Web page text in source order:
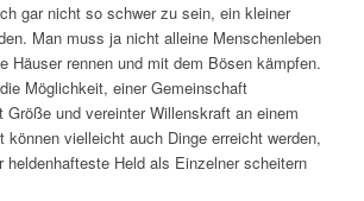
gar nicht so schwer zu sein, ein kleiner
Man muss ja nicht alleine Menschenleben
Häuser rennen und mit dem Bösen kämpfen.
Möglichkeit, einer Gemeinschaft
Größe und vereinter Willenskraft an einem
können vielleicht auch Dinge erreicht werden,
heldenhafteste Held als Einzelner scheitern